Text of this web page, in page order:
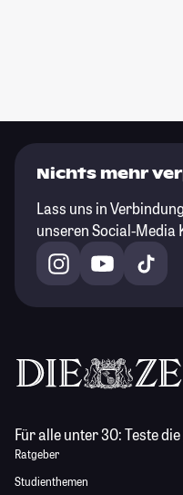
Nichts mehr
Lass uns in
unseren Social-Media
Für alle unter 30:Teste die
Ratgeber
Studienthemen